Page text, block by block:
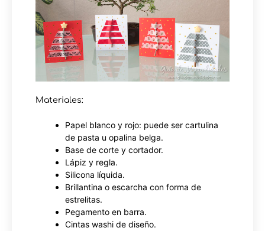
Materiales:
Papel blanco y rojo: puede ser cartulina
de pasta u opalina belga.
Base de corte y cortador.
Lápiz y regla.
Silicona líquida.
Brillantina o escarcha con forma de
estrelitas.
Pegamento en barra.
Cintas washi de diseño.